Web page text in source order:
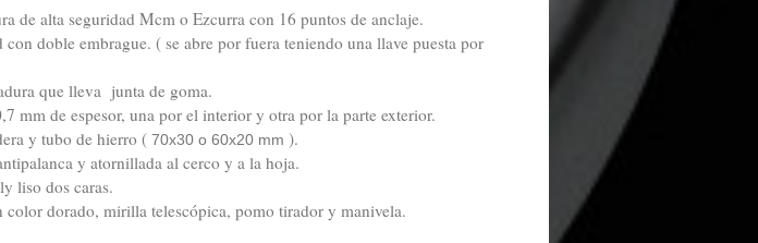
de alta seguridad Mcm o Ezcurra con 16 puntos de anclaje.
doble embrague. ( se abre por fuera teniendo una llave puesta por
que lleva junta de goma.
mm de espesor, una por el interior y otra por la parte exterior.
y tubo de hierro ( 70x30 o 60x20 mm ).
y atornillada al cerco y a la hoja.
liso dos caras.
color dorado, mirilla telescópica, pomo tirador y manivela.